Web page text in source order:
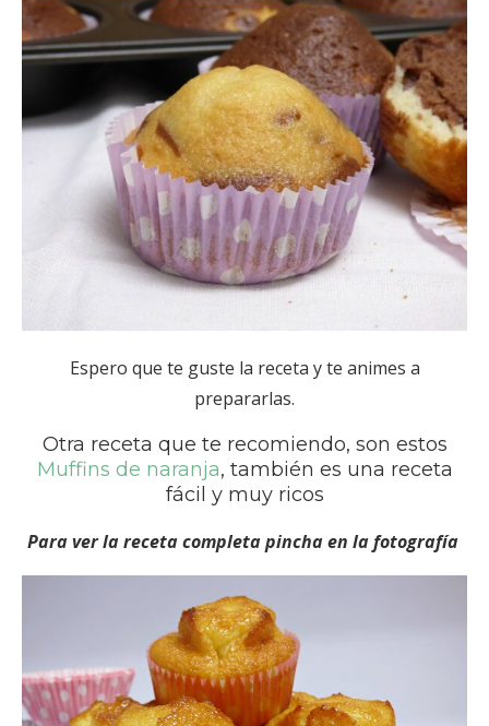
Espero que te guste la receta y te animes a
prepararlas.
Otra receta que te recomiendo, son estos
Muffins de naranja, también es una receta
fácil y muy ricos
Para ver la receta completa pincha en la fotografía